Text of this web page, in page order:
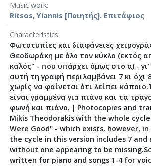
[Φάκελος] GR-As-MTH-
[Φάκελος] GR-As-MTH-
[Φάκελος] GR-As-MTH-
[Φάκελος] GR-As-MTH-
[Φάκελος] GR-As-MTH-
[Φάκελος] GR-As-MTH-
[Φάκελος] GR-As-MTH-
[Φάκελος] GR-As-MTH-
[Φάκελος] GR-As-MTH-
[Φάκελος] GR-As-MTH-
[Φάκελος] GR-As-MTH-
[Φάκελος] GR-As-MTH-
Music work
Ritsos, Yiannis [Ποιητής]. Επιτάφιος
Characteristics
Φωτοτυπίες και διαφάνειες
Θεοδωράκη με όλο τον κύκλο (εκτός
καλός" - που υπάρχει όμως στο α) -
αυτή τη γραφή περιλαμβάνει 7 κι όχι
χωρίς να φαίνεται ότι λείπει
είναι γραμμένα για πιάνο και τα
φωνή και πιάνο. | Photocopies and
Μikis Theodorakis with the whole
Were Good" - which exists, however, in
the cycle in this version includes 7 and
without one appearing to be
written for piano and songs 1-4 for